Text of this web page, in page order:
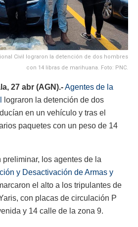
Civil lograron la detención de dos hombres
con 14 libras de marihuana. Foto: PNC.
27 abr (AGN).-Agentes de la
lograron la detención de dos
en un vehículo y tras el
paquetes con un peso de 14
los agentes de la
y Desactivación de Armas y
el alto a los tripulantes de
con placas de circulación P
y 14 calle de la zona 9.